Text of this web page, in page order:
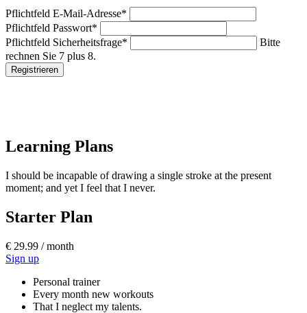
Pflichtfeld E-Mail-Adresse*
Pflichtfeld Passwort*
Pflichtfeld Sicherheitsfrage*
Bitte
rechnen Sie 7 plus 8.
Registrieren
Learning Plans
I should be incapable of drawing a single stroke at the present
moment; and yet I feel that I never.
Starter Plan
€ 29.99 / month
Sign up
Personal trainer
Every month new workouts
That I neglect my talents.